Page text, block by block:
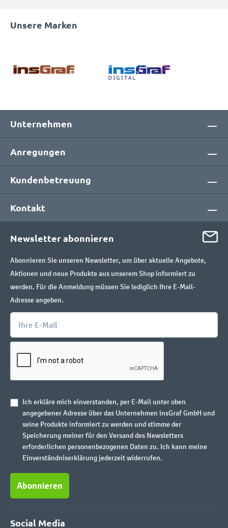
Unsere Marken
Unternehmen
Anregungen
Kundenbetreuung
Kontakt
Newsletter abonnieren
Abonnieren Sie unseren Newsletter, um über aktuelle Angebote,
Aktionen und neue Produkte aus unserem Shop informiert zu
werden. Für die Anmeldung müssen Sie lediglich Ihre E-Mail-
Adresse angeben.
Ich erkläre mich einverstanden, per E-Mail unter oben
angegebener Adresse über das Unternehmen insGraf GmbH und
seine Produkte informiert zu werden und stimme der
Speicherung meiner für den Versand des Newsletters
erforderlichen personenbezogenen Daten zu. Ich kann meine
Einverständniserklärung jederzeit widerrufen.
Abonnieren
Social Media